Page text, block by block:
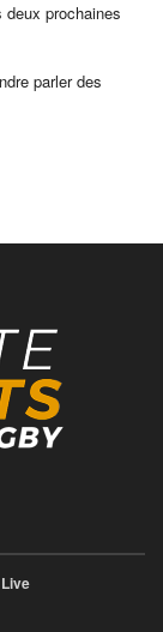
deux prochaines
parler des